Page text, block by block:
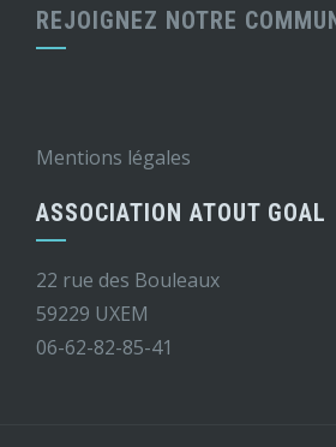
REJOIGNEZ NOTRE
Mentions légales
ASSOCIATION ATOUT GOAL
22 rue des Bouleaux
59229 UXEM
06-62-82-85-41